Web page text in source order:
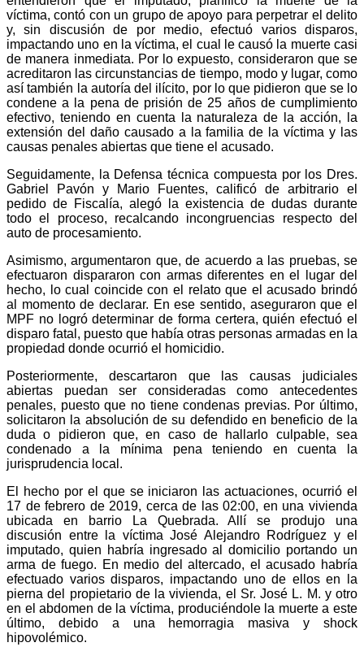
víctima, contó con un grupo de apoyo para perpetrar el delito
y, sin discusión de por medio, efectuó varios disparos,
impactando uno en la víctima, el cual le causó la muerte casi
de manera inmediata. Por lo expuesto, consideraron que se
acreditaron las circunstancias de tiempo, modo y lugar, como
así también la autoría del ilícito, por lo que pidieron que se lo
condene a la pena de prisión de 25 años de cumplimiento
efectivo, teniendo en cuenta la naturaleza de la acción, la
extensión del daño causado a la familia de la víctima y las
causas penales abiertas que tiene el acusado.
Seguidamente, la Defensa técnica compuesta por los Dres.
Gabriel Pavón y Mario Fuentes, calificó de arbitrario el
pedido de Fiscalía, alegó la existencia de dudas durante
todo el proceso, recalcando incongruencias respecto del
auto de procesamiento.
Asimismo, argumentaron que, de acuerdo a las pruebas, se
efectuaron dispararon con armas diferentes en el lugar del
hecho, lo cual coincide con el relato que el acusado brindó
al momento de declarar. En ese sentido, aseguraron que el
MPF no logró determinar de forma certera, quién efectuó el
disparo fatal, puesto que había otras personas armadas en la
propiedad donde ocurrió el homicidio.
Posteriormente, descartaron que las causas judiciales
abiertas puedan ser consideradas como antecedentes
penales, puesto que no tiene condenas previas. Por último,
solicitaron la absolución de su defendido en beneficio de la
duda o pidieron que, en caso de hallarlo culpable, sea
condenado a la mínima pena teniendo en cuenta la
jurisprudencia local.
El hecho por el que se iniciaron las actuaciones, ocurrió el
17 de febrero de 2019, cerca de las 02:00, en una vivienda
ubicada en barrio La Quebrada. Allí se produjo una
discusión entre la víctima José Alejandro Rodríguez y el
imputado, quien habría ingresado al domicilio portando un
arma de fuego. En medio del altercado, el acusado habría
efectuado varios disparos, impactando uno de ellos en la
pierna del propietario de la vivienda, el Sr. José L. M. y otro
en el abdomen de la víctima, produciéndole la muerte a este
último, debido a una hemorragia masiva y shock
hipovolémico.